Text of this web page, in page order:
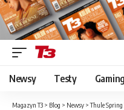
Newsy Testy Gaming
Magazyn T3 > Blog > Newsy >Thule Spring